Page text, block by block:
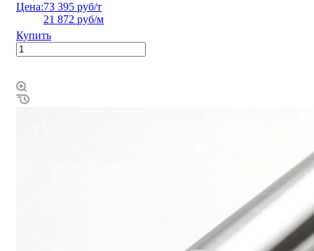
Цена:73 395 руб/т
21 872 руб/м
Купить